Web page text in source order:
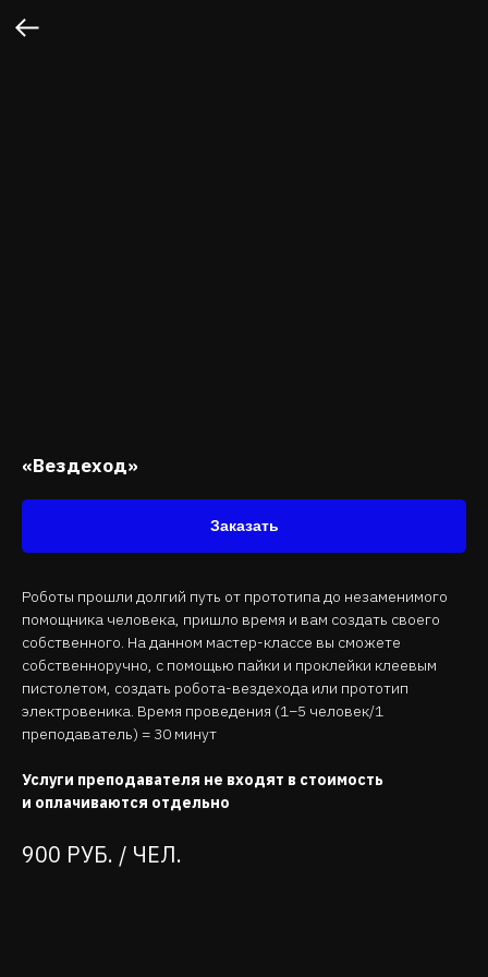
«Вездеход»
Заказать
Роботы прошли долгий путь от прототипа до незаменимого
помощника человека, пришло время и вам создать своего
собственного. На данном мастер-классе вы сможете
собственноручно, с помощью пайки и проклейки клеевым
пистолетом, создать робота-вездехода или прототип
электровеника. Время проведения (1−5 человек/1
преподаватель) = 30 минут
Услуги преподавателя не входят в стоимость
и оплачиваются отдельно
900 РУБ. / ЧЕЛ.